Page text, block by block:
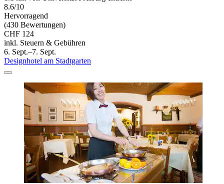
8.6/10
Hervorragend
(430 Bewertungen)
CHF 124
inkl. Steuern & Gebühren
6. Sept.–7. Sept.
Designhotel am Stadtgarten